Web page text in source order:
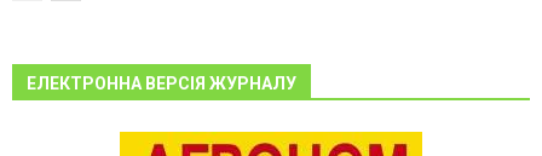
ЕЛЕКТРОННА ВЕРСІЯ ЖУРНАЛУ